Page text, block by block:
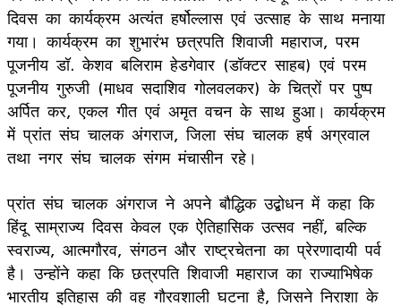
दिवस का कार्यक्रम अत्यंत हर्षोल्लास एवं उत्साह के साथ मनाया
गया। कार्यक्रम का शुभारंभ छत्रपति शिवाजी महाराज, परम
पूजनीय डॉ. केशव बलिराम हेडगेवार (डॉक्टर साहब) एवं परम
पूजनीय गुरुजी (माधव सदाशिव गोलवलकर) के चित्रों पर पुष्प
अर्पित कर, एकल गीत एवं अमृत वचन के साथ हुआ। कार्यक्रम
में प्रांत संघ चालक अंगराज, जिला संघ चालक हर्ष अग्रवाल
तथा नगर संघ चालक संगम मंचासीन रहे।
प्रांत संघ चालक अंगराज ने अपने बौद्धिक उद्बोधन में कहा कि
हिंदू साम्राज्य दिवस केवल एक ऐतिहासिक उत्सव नहीं, बल्कि
स्वराज्य, आत्मगौरव, संगठन और राष्ट्रचेतना का प्रेरणादायी पर्व
है। उन्होंने कहा कि छत्रपति शिवाजी महाराज का राज्याभिषेक
भारतीय इतिहास की वह गौरवशाली घटना है, जिसने निराशा के